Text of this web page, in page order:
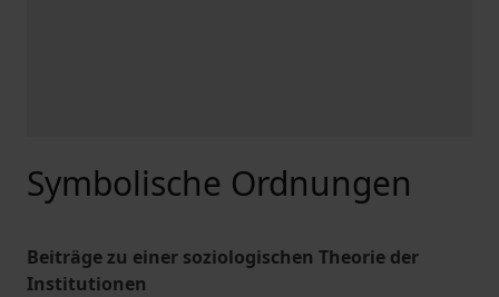
Symbolische Ordnungen
Beiträge zu einer soziologischen Theorie der
Institutionen